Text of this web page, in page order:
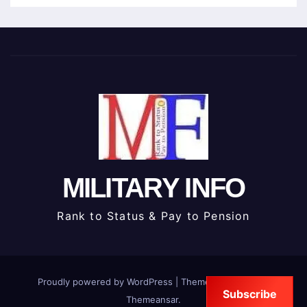
MILITARY INFO
Rank to Status & Pay to Pension
Proudly powered by WordPress
Theme: newstack by
Themeansar. Subscribe